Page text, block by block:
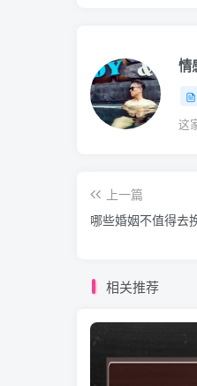
情
这
上一篇
哪些婚姻不值得去
相关推荐